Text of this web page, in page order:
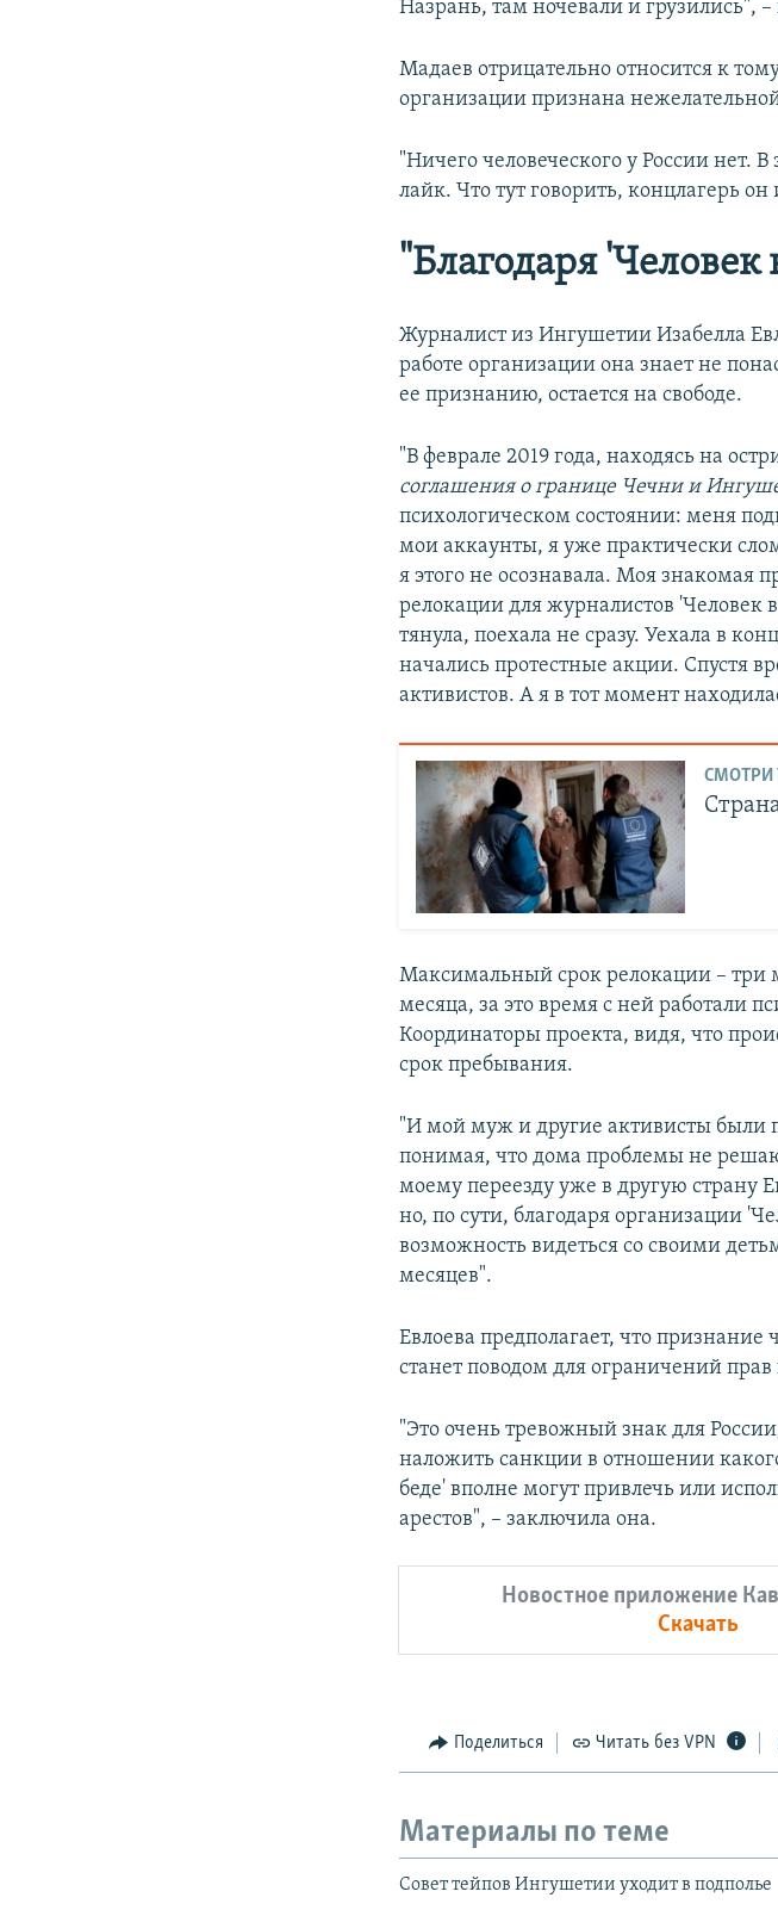
Назрань, там ночевали и грузились",
Мадаев отрицательно относится к
организации признана
"Ничего человеческого у России нет.
лайк. Что тут говорить, концлагерь он
"Благодаря 'Человек
Журналист из Ингушетии Изабелла
работе организации она знает не
ее признанию, остается на свободе.
"В феврале 2019 года, находясь на
соглашения о границе Чечни и
психологическом состоянии: меня
мои аккаунты, я уже практически
я этого не осознавала. Моя знакомая
релокации для журналистов 'Человек
тянула, поехала не сразу. Уехала в
начались протестные акции. Спустя
активистов. А я в тот момент
СМОТРИ
Максимальный срок релокации – три
месяца, за это время с ней работали
Координаторы проекта, видя, что
срок пребывания.
"И мой муж и другие активисты были
понимая, что дома проблемы не
моему переезду уже в другую страну
но, по сути, благодаря организации
возможность видеться со своими
месяцев".
Евлоева предполагает, что
станет поводом для ограничений
"Это очень тревожный знак для
наложить санкции в отношении
беде' вполне могут привлечь или
арестов", – заключила она.
Новостное приложение
Скачать
Поделиться Читать без VPN
Материалы по теме
Совет тейпов Ингушетии уходит в подполье